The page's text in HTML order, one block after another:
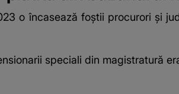
o încasează foștii procurori și
speciali din magistratură